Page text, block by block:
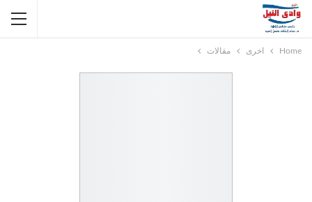
Home اخرى مقالات